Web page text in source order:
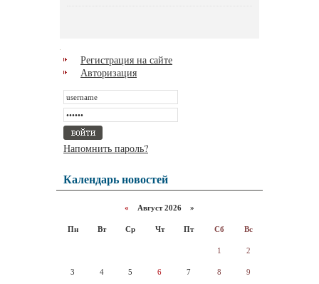
Регистрация на сайте
Авторизация
Напомнить пароль?
Календарь новостей
« Август 2026 »
Пн Вт Ср Чт Пт Сб Вс
1 2
3 4 5 6 7 8 9